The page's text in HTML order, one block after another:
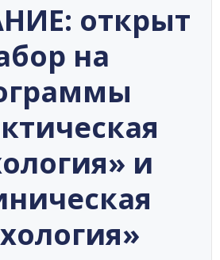
открыт
на
и